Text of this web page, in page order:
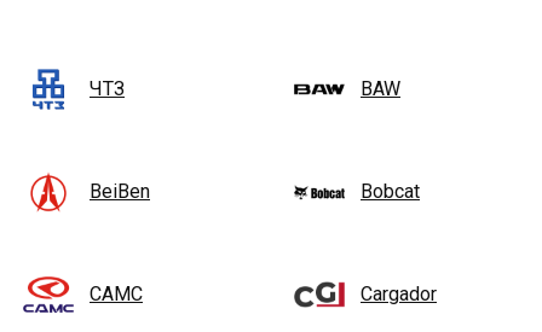
ЧТЗ BAW
BeiBen Bobcat
CAMC Cargador